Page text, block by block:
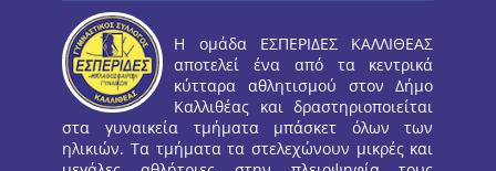
Η ομάδα ΕΣΠΕΡΙΔΕΣ ΚΑΛΛΙΘΕΑΣ
αποτελεί ένα από τα κεντρικά
κύτταρα αθλητισμού στον Δήμο
Καλλιθέας και δραστηριοποιείται
στα γυναικεία τμήματα μπάσκετ όλων των
ηλικιών. Τα τμήματα τα στελεχώνουν μικρές και